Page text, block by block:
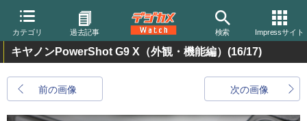
カテゴリ 過去記事 検索 Impressサイト
キヤノンPowerShot G9 X（外観・機能編） (16/17)
前の画像 次の画像